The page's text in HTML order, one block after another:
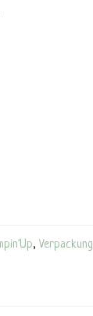
, Verpackung